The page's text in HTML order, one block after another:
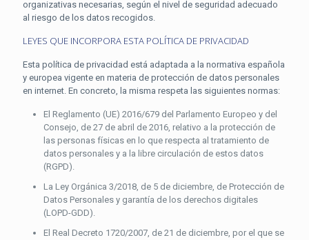
organizativas necesarias, según el nivel de seguridad adecuado
al riesgo de los datos recogidos.
LEYES QUE INCORPORA ESTA POLÍTICA DE PRIVACIDAD
Esta política de privacidad está adaptada a la normativa española
y europea vigente en materia de protección de datos personales
en internet. En concreto, la misma respeta las siguientes normas:
El Reglamento (UE) 2016/679 del Parlamento Europeo y del
Consejo, de 27 de abril de 2016, relativo a la protección de
las personas físicas en lo que respecta al tratamiento de
datos personales y a la libre circulación de estos datos
(RGPD).
La Ley Orgánica 3/2018, de 5 de diciembre, de Protección de
Datos Personales y garantía de los derechos digitales
(LOPD-GDD).
El Real Decreto 1720/2007, de 21 de diciembre, por el que se